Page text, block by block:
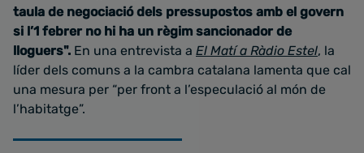
taula de negociació dels pressupostos amb el govern
si l’1 febrer no hi ha un règim sancionador de
lloguers". En una entrevista a El Matí a Ràdio Estel, la
líder dels comuns a la cambra catalana lamenta que cal
una mesura per “per front a l’especulació al món de
l’habitatge”.